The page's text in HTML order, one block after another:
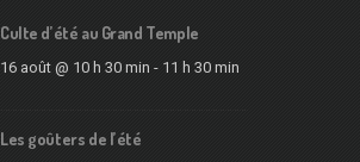
Culte d’été au Grand Temple
16 août @ 10 h 30 min - 11 h 30 min
Les goûters de l’été